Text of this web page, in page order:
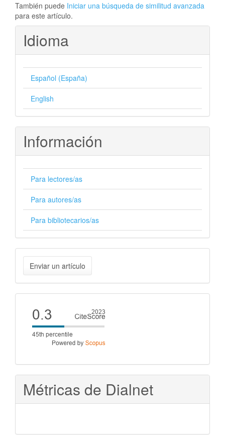
También puede Iniciar una búsqueda de similitud avanzada
para este artículo.
Idioma
Español (España)
English
Información
Para lectores/as
Para autores/as
Para bibliotecarios/as
Enviar
un
artículo
Enviar un artículo
Cite
score
Métricas de Dialnet